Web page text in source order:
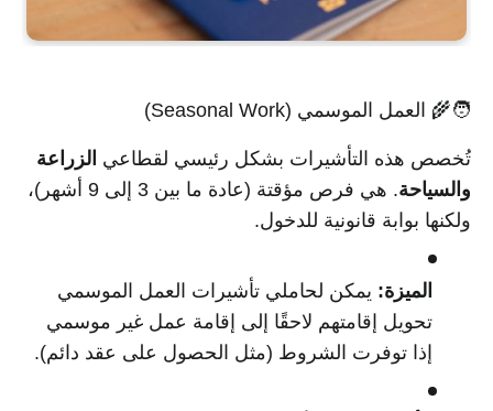
🧑‍🌾 العمل الموسمي (Seasonal Work)
تُخصص هذه التأشيرات بشكل رئيسي لقطاعيالزراعة
والسياحة
. هي فرص مؤقتة (عادة ما بين 3 إلى 9 أشهر)،
ولكنها بوابة قانونية للدخول.
الميزة: يمكن لحاملي تأشيرات العمل الموسمي
تحويل إقامتهم لاحقًا إلى إقامة عمل غير موسمي
إذا توفرت الشروط (مثل الحصول على عقد دائم).